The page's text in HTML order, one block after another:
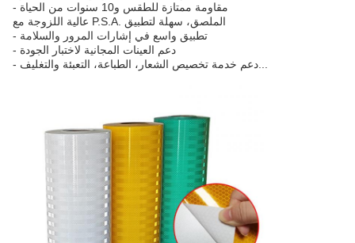
- مقاومة ممتازة للطقس و10 سنوات من الحياة
عالية اللزوجة مع P.S.A. الملصق، سهلة لتطبيق
- تطبيق واسع في إشارات المرور والسلامة
- دعم العينات المجانية لاختبار الجودة